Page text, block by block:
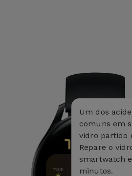
Um dos
comuns em
vidro partido
Repare o
smartwatch
minutos.